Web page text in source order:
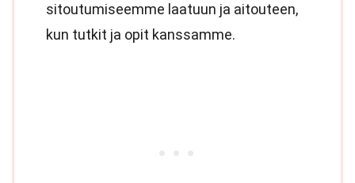
sitoutumiseemme laatuun ja aitouteen,
kun tutkit ja opit kanssamme.